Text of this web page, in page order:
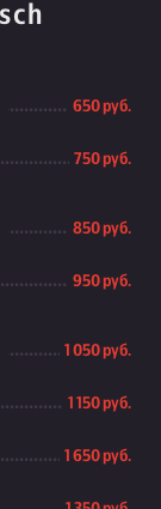
650 руб.
750 руб.
850 руб.
950 руб.
1 050 руб.
1 150 руб.
1 650 руб.